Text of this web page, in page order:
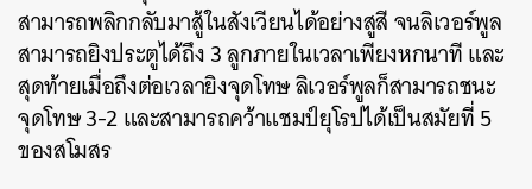
สามารถพลิกกลับมาสู้ในสังเวียนได้อย่างสูสี จนลิเวอร์พูล
สามารถยิงประตูได้ถึง 3 ลูกภายในเวลาเพียงหกนาที และ
สุดท้ายเมื่อถึงต่อเวลายิงจุดโทษ ลิเวอร์พูลก็สามารถชนะ
จุดโทษ 3-2 และสามารถคว้าแชมป์ยุโรปได้เป็นสมัยที่ 5
ของสโมสร
SHARE TWEET LINE EMAIL